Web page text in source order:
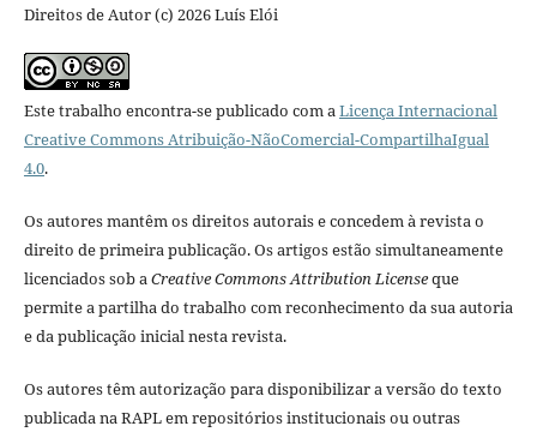
Direitos de Autor (c) 2026 Luís Elói
Este trabalho encontra-se publicado com aLicença Internacional
Creative Commons Atribuição-NãoComercial-CompartilhaIgual
4.0.
Os autores mantêm os direitos autorais e concedem à revista o
direito de primeira publicação. Os artigos estão simultaneamente
licenciados sob aCreative Commons Attribution Licenseque
permite a partilha do trabalho com reconhecimento da sua autoria
e da publicação inicial nesta revista.
Os autores têm autorização para disponibilizar a versão do texto
publicada na RAPL em repositórios institucionais ou outras